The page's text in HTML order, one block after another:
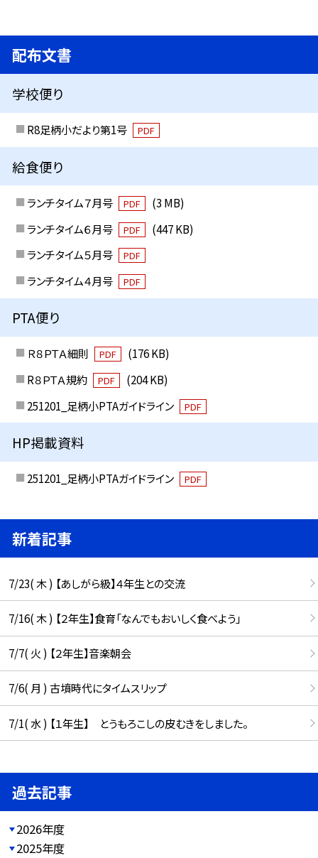
配布文書
学校便り
R8足柄小だより第1号 PDF
給食便り
ランチタイム７月号 PDF
(3 MB)
ランチタイム６月号
PDF
(447 KB)
ランチタイム５月号
PDF
ランチタイム４月号 PDF
PTA便り
Ｒ８ＰＴＡ細則 PDF
(176 KB)
R８ＰＴＡ規約
PDF
(204 KB)
251201_足柄小PTAガイドライン
PDF
HP掲載資料
251201_足柄小PTAガイドライン PDF
新着記事
7/23( 木 ) 【あしがら級】４年生との交流
7/16( 木 ) 【２年生】食育「なんでもおいしく食べよう」
7/7( 火 ) 【２年生】音楽朝会
7/6( 月 ) 古墳時代にタイムスリップ
7/1( 水 ) 【１年生】 とうもろこしの皮むきをしました。
過去記事
2026年度
2025年度